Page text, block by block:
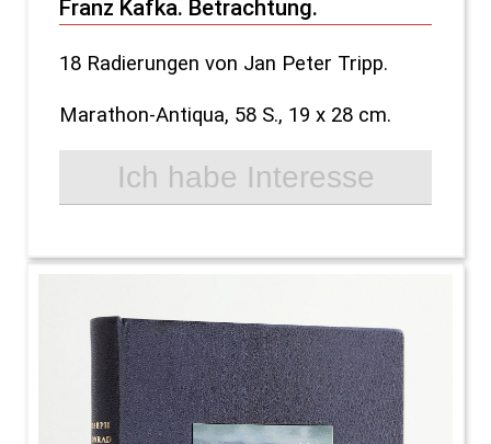
Franz Kafka. Betrachtung.
18 Radierungen von Jan Peter Tripp.
Marathon-Antiqua, 58 S., 19 x 28 cm.